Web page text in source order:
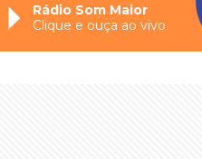
Rádio Som Maior
Clique e ouça ao vivo